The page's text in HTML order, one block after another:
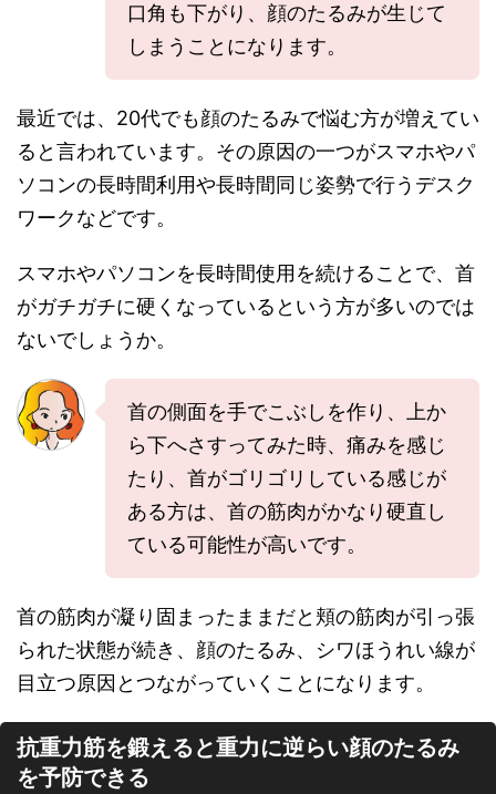
口角も下がり、顔のたるみが生じて
しまうことになります。
最近では、20代でも顔のたるみで悩む方が増えてい
ると言われています。その原因の一つがスマホやパ
ソコンの長時間利用や長時間同じ姿勢で行うデスク
ワークなどです。
スマホやパソコンを長時間使用を続けることで、首
がガチガチに硬くなっているという方が多いのでは
ないでしょうか。
首の側面を手でこぶしを作り、上か
ら下へさすってみた時、痛みを感じ
たり、首がゴリゴリしている感じが
ある方は、首の筋肉がかなり硬直し
ている可能性が高いです。
首の筋肉が凝り固まったままだと頬の筋肉が引っ張
られた状態が続き、顔のたるみ、シワほうれい線が
目立つ原因とつながっていくことになります。
抗重力筋を鍛えると重力に逆らい顔のたるみ
を予防できる